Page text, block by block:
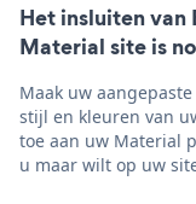
Het insluiten van
Material site is
Maak uw
stijl en kleuren van
toe aan uw Material
u maar wilt op uw